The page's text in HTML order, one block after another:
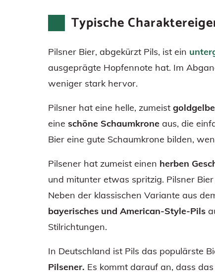
Typische
Pilsner Bier, abgekürzt Pils, ist ein
ausgeprägte Hopfennote hat. Im
weniger stark hervor.
Pilsner hat eine helle, zumeist
eine schöne Schaumkrone aus, die
Bier eine gute Schaumkrone bilden,
Pilsener hat zumeist einen herben
und mitunter etwas spritzig. Pilsner
Neben der klassischen Variante aus
bayerisches und American-Style-Pils
Stilrichtungen.
In Deutschland ist Pils das populärste
Pilsener. Es kommt darauf an, dass